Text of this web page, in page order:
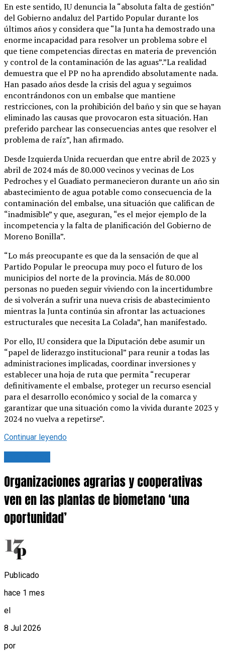
En este sentido, IU denuncia la “absoluta falta de gestión”
del Gobierno andaluz del Partido Popular durante los
últimos años y considera que “la Junta ha demostrado una
enorme incapacidad para resolver un problema sobre el
que tiene competencias directas en materia de prevención
y control de la contaminación de las aguas”.”La realidad
demuestra que el PP no ha aprendido absolutamente nada.
Han pasado años desde la crisis del agua y seguimos
encontrándonos con un embalse que mantiene
restricciones, con la prohibición del baño y sin que se hayan
eliminado las causas que provocaron esta situación. Han
preferido parchear las consecuencias antes que resolver el
problema de raíz”, han afirmado.
Desde Izquierda Unida recuerdan que entre abril de 2023 y
abril de 2024 más de 80.000 vecinos y vecinas de Los
Pedroches y el Guadiato permanecieron durante un año sin
abastecimiento de agua potable como consecuencia de la
contaminación del embalse, una situación que califican de
“inadmisible” y que, aseguran, “es el mejor ejemplo de la
incompetencia y la falta de planificación del Gobierno de
Moreno Bonilla”.
“Lo más preocupante es que da la sensación de que al
Partido Popular le preocupa muy poco el futuro de los
municipios del norte de la provincia. Más de 80.000
personas no pueden seguir viviendo con la incertidumbre
de si volverán a sufrir una nueva crisis de abastecimiento
mientras la Junta continúa sin afrontar las actuaciones
estructurales que necesita La Colada”, han manifestado.
Por ello, IU considera que la Diputación debe asumir un
“papel de liderazgo institucional” para reunir a todas las
administraciones implicadas, coordinar inversiones y
establecer una hoja de ruta que permita “recuperar
definitivamente el embalse, proteger un recurso esencial
para el desarrollo económico y social de la comarca y
garantizar que una situación como la vivida durante 2023 y
2024 no vuelva a repetirse”.
Continuar leyendo
Organizaciones agrarias y cooperativas
ven en las plantas de biometano ‘una
oportunidad’
Publicado
hace 1 mes
el
8 Jul 2026
por